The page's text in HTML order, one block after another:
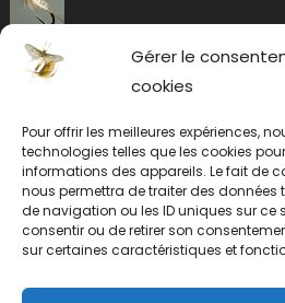
Gérer le
cookies
Pour offrir les meilleures expériences,
technologies telles que les cookies
informations des appareils. Le fait de
nous permettra de traiter des données
de navigation ou les ID uniques sur ce
consentir ou de retirer son
sur certaines caractéristiques et